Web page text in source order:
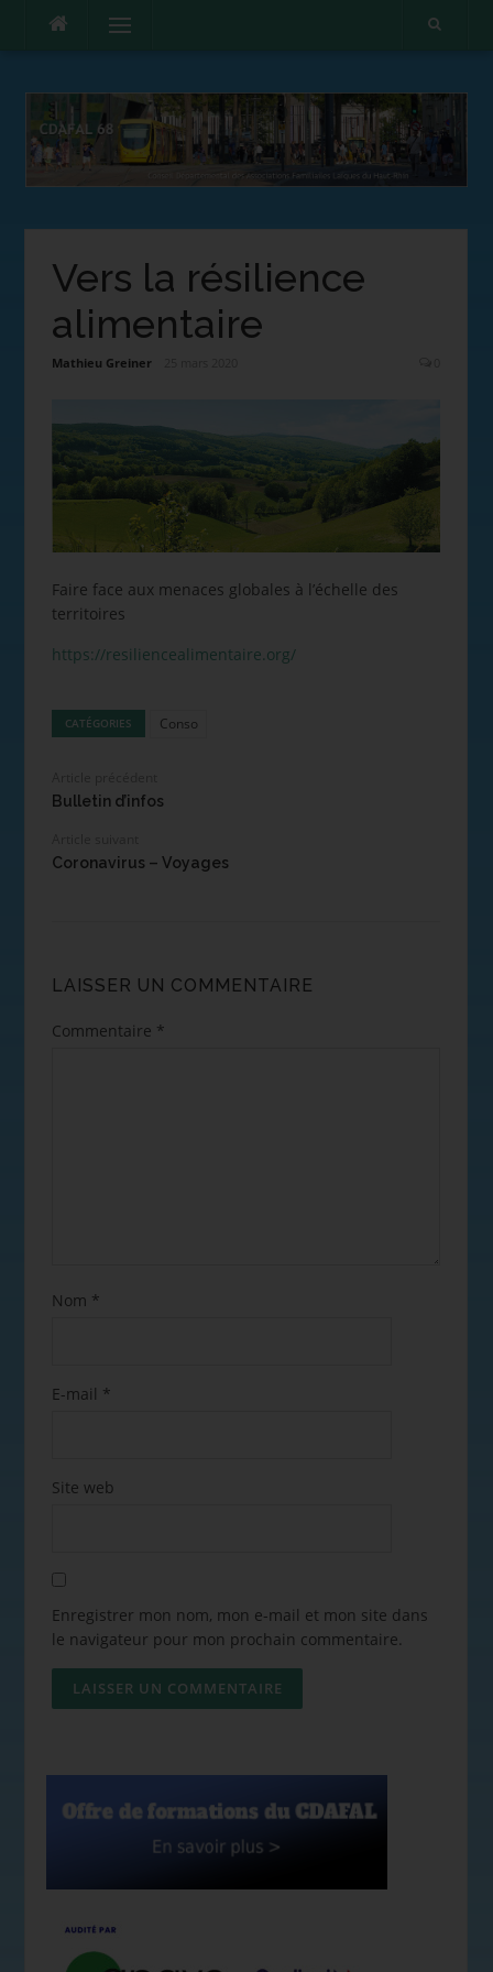
Menu
Vers la résilience
alimentaire
Mathieu Greiner
Faire face aux menaces globales à l’échelle des
territoires
https://resiliencealimentaire.org/
CATÉGORIES Conso
Bulletin d’infos
Coronavirus – Voyages
LAISSER UN COMMENTAIRE
Commentaire *
Nom *
E-mail *
Site web
Enregistrer mon nom, mon e-mail et mon site dans
le navigateur pour mon prochain commentaire.